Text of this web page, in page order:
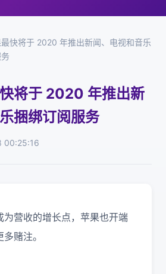
快将于 2020 年推出新闻、电视和音乐
将于 2020 年推出新
捆绑订阅服务
00:25:16
为营收的增长点，苹果也开端
赌注。